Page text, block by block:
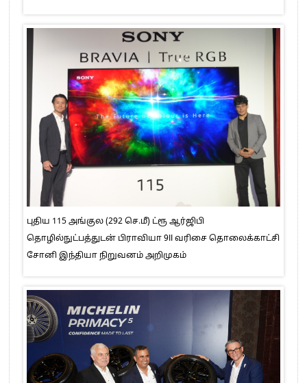
புதிய 115 அங்குல (292 செ.மீ) ட்ரூ ஆர்ஜிபி
தொழில்நுட்பத்துடன் பிராவியா 9II வரிசை தொலைக்காட்சி
சோனி இந்தியா நிறுவனம் அறிமுகம்